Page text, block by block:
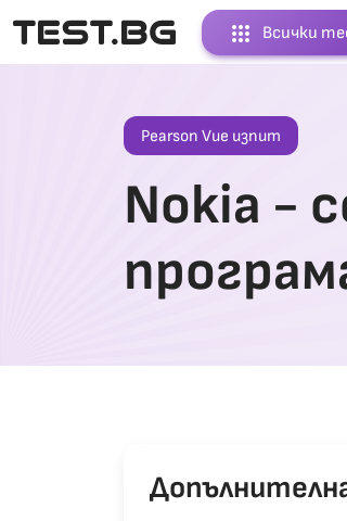
apps Всички
Pearson Vue изпит
Nokia -